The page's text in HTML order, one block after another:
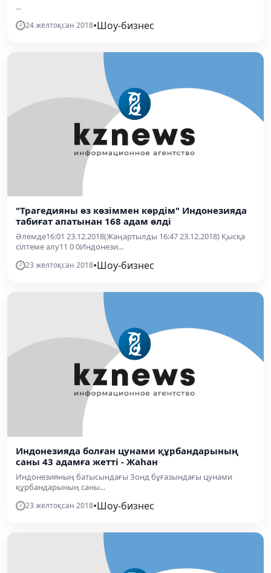
...
24 желтоқсан 2018•Шоу-бизнес
"Трагедияны өз көзіммен көрдім" Индонезияда
табиғат апатынан 168 адам өлді
Әлемде16:01 23.12.2018(Жаңартылды 16:47 23.12.2018) Қысқа
сілтеме алу11 0 0Индонези...
23 желтоқсан 2018•Шоу-бизнес
Индонезияда болған цунами құрбандарының
саны 43 адамға жетті - Жаһан
Индонезияның батысындағы Зонд бұғазындағы цунами
құрбандарының саны...
23 желтоқсан 2018•Шоу-бизнес